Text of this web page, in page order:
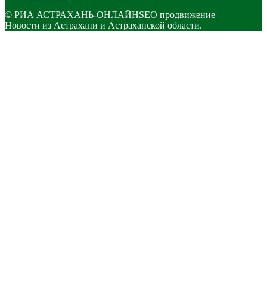
© РИА АСТРАХАНЬ-ОНЛАЙНSEO продвижение
Новости из Астрахани и Астраханской области.